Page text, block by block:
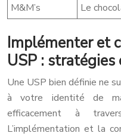
M&M’s
Le
Implémenter et
USP : stratégies
Une USP bien définie ne
à votre identité de
efficacement à
L’implémentation et la